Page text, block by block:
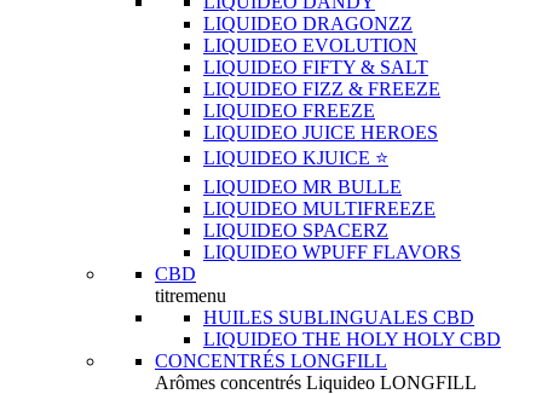
LIQUIDEO DRAGONZZ
LIQUIDEO EVOLUTION
LIQUIDEO FIFTY & SALT
LIQUIDEO FIZZ & FREEZE
LIQUIDEO FREEZE
LIQUIDEO JUICE HEROES
LIQUIDEO KJUICE ⭐️
LIQUIDEO MR BULLE
LIQUIDEO MULTIFREEZE
LIQUIDEO SPACERZ
LIQUIDEO WPUFF FLAVORS
CBD
titremenu
HUILES SUBLINGUALES CBD
LIQUIDEO THE HOLY HOLY CBD
CONCENTRÉS LONGFILL
Arômes concentrés Liquideo LONGFILL